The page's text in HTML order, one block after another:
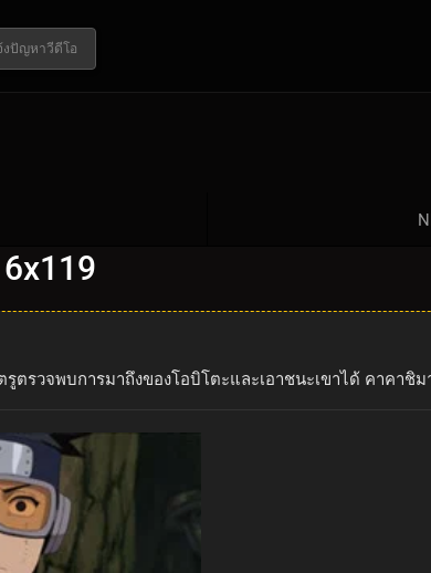
งปัญหาวีดีโอ
รวจพบการมาถึงของโอบิโตะและเอาชนะเขาได้ คาคาชิ